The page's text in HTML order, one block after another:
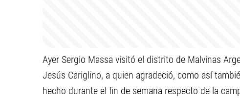
Ayer Sergio Massa visitó el distrito de Malvinas
Jesús Cariglino, a quien agradeció, como así
hecho durante el fin de semana respecto de la